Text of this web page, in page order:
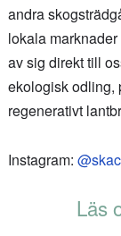
andra
lokala
av sig direkt till
ekologisk odling,
regenerativt
Instagram:
Läs